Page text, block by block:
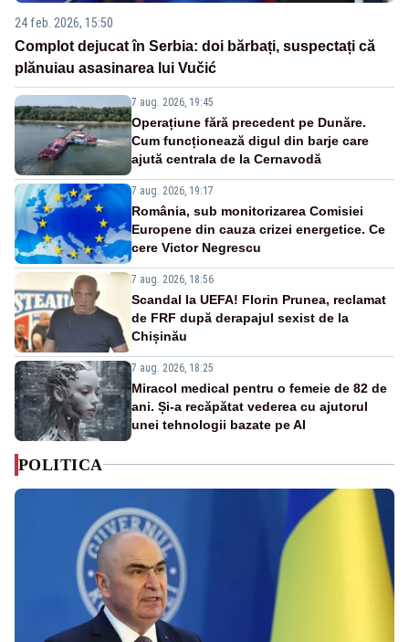
24 feb. 2026, 15:50
Complot dejucat în Serbia: doi bărbați, suspectați că
plănuiau asasinarea lui Vučić
7 aug. 2026, 19:45
Operațiune fără precedent pe Dunăre.
Cum funcționează digul din barje care
ajută centrala de la Cernavodă
7 aug. 2026, 19:17
România, sub monitorizarea Comisiei
Europene din cauza crizei energetice. Ce
cere Victor Negrescu
7 aug. 2026, 18:56
Scandal la UEFA! Florin Prunea, reclamat
de FRF după derapajul sexist de la
Chișinău
7 aug. 2026, 18:25
Miracol medical pentru o femeie de 82 de
ani. Și-a recăpătat vederea cu ajutorul
unei tehnologii bazate pe AI
POLITICA